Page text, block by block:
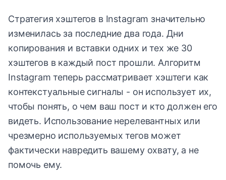
Стратегия хэштегов в Instagram значительно
изменилась за последние два года. Дни
копирования и вставки одних и тех же 30
хэштегов в каждый пост прошли. Алгоритм
Instagram теперь рассматривает хэштеги как
контекстуальные сигналы - он использует их,
чтобы понять, о чем ваш пост и кто должен его
видеть. Использование нерелевантных или
чрезмерно используемых тегов может
фактически навредить вашему охвату, а не
помочь ему.